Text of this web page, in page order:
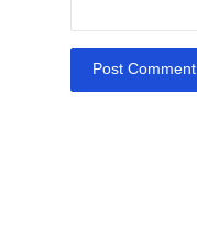
Post Comment